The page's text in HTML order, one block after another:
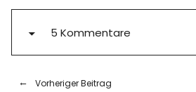
5 Kommentare
Vorheriger Beitrag